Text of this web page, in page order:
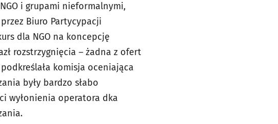
i grupami nieformalnymi,
Biuro Partycypacji
dla NGO na koncepcję
rozstrzygnięcia – żadna z ofert
komisja oceniająca
były bardzo słabo
wyłonienia operatora dka